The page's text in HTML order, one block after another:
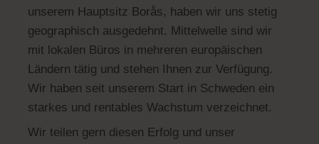
unserem Hauptsitz Borås, haben wir uns stetig
geographisch ausgedehnt. Mittelwelle sind wir
mit lokalen Büros in mehreren europäischen
Ländern tätig und stehen Ihnen zur Verfügung.
Wir haben seit unserem Start in Schweden ein
starkes und rentables Wachstum verzeichnet.
Wir teilen gern diesen Erfolg und unser